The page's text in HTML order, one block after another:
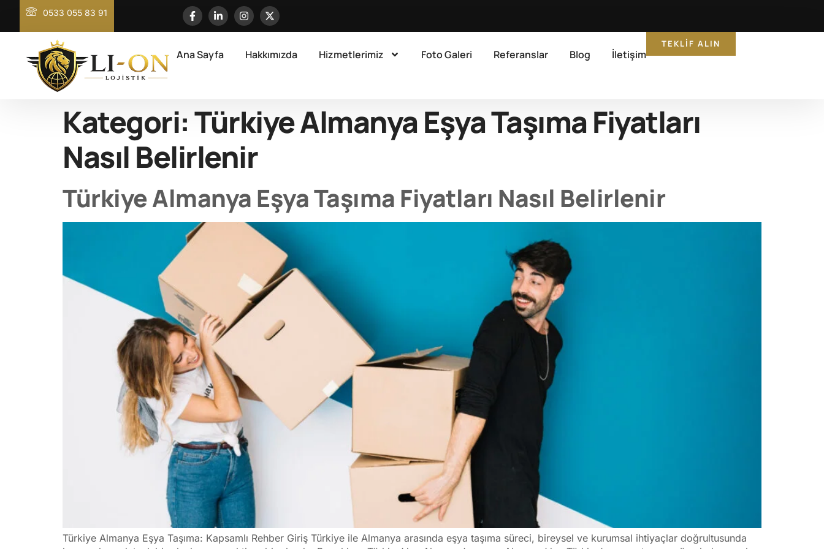
0533 055 83 91
Ana Sayfa Hakkımızda Hizmetlerimiz Foto Galeri Referanslar Blog İletişim
TEKLIF ALIN
Kategori:Türkiye Almanya Eşya Taşıma Fiyatları
Nasıl Belirlenir
Türkiye Almanya Eşya Taşıma Fiyatları Nasıl Belirlenir
Türkiye Almanya Eşya Taşıma: Kapsamlı Rehber Giriş Türkiye ile Almanya arasında eşya taşıma süreci, bireysel ve kurumsal ihtiyaçlar doğrultusunda